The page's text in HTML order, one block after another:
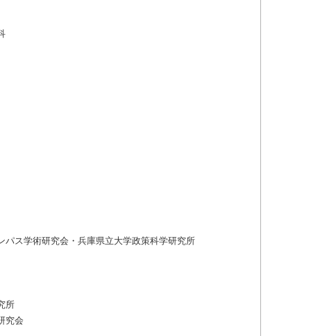
パス学術研究会・兵庫県立大学政策科学研究所
所
究会